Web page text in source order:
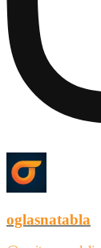
oglasnatabla